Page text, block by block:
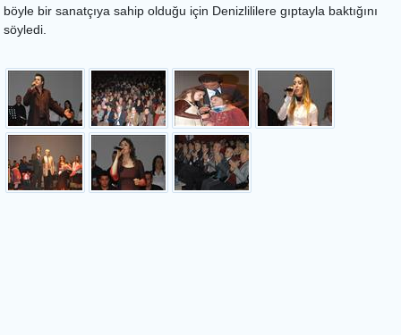
böyle bir sanatçıya sahip olduğu için Denizlililere gıptayla baktığını
söyledi.